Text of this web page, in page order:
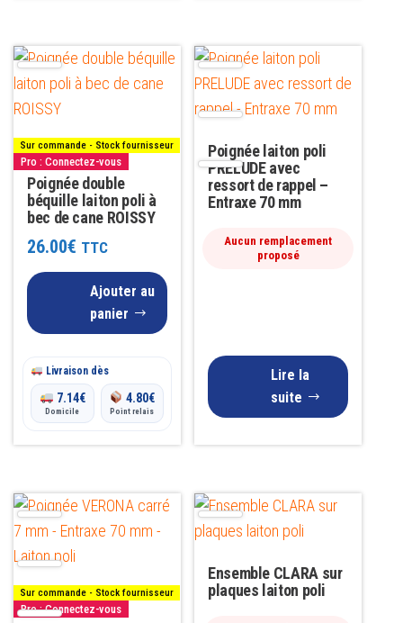
Sur commande - Stock fournisseur
Pro : Connectez-vous
Poignée double
béquille laiton poli à
bec de cane ROISSY
26.00€ TTC
Ajouter au
panier
Livraison dès
7.14€
Domicile
4.80€
Point relais
Poignée laiton poli
PRELUDE avec
ressort de rappel –
Entraxe 70 mm
Aucun remplacement
proposé
Lire la
suite
Sur commande - Stock fournisseur
Pro : Connectez-vous
Ce
produit
a
variations.
Ensemble CLARA sur
plaques laiton poli